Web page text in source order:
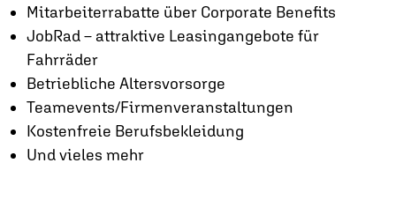
Mitarbeiterrabatte über Corporate Benefits
JobRad – attraktive Leasingangebote für
Fahrräder
Betriebliche Altersvorsorge
Teamevents/Firmenveranstaltungen
Kostenfreie Berufsbekleidung
Und vieles mehr